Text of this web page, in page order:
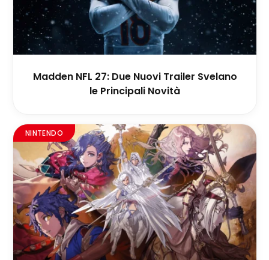
Madden NFL 27: Due Nuovi Trailer Svelano
le Principali Novità
NINTENDO